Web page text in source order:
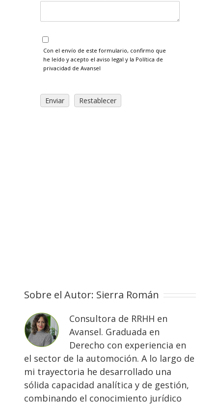
Con el envío de este formulario, confirmo que
he leído y acepto el aviso legal y la Política de
privacidad de Avansel
Sobre el Autor: Sierra Román
Consultora de RRHH en
Avansel. Graduada en
Derecho con experiencia en
el sector de la automoción. A lo largo de
mi trayectoria he desarrollado una
sólida capacidad analítica y de gestión,
combinando el conocimiento jurídico